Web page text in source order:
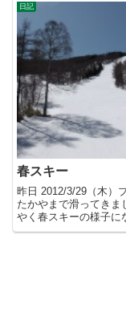
日記
春スキー
昨日 2012/3/29（木）
たかやまで滑ってきま
やく春スキーの様子に
した。それでも上部の